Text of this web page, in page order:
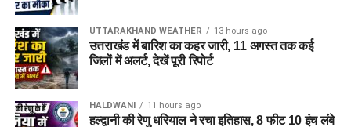
UTTARAKHAND WEATHER 13 hours ago
उत्तराखंड में बारिश का कहर जारी, 11 अगस्त तक कई
जिलों में अलर्ट, देखें पूरी रिपोर्ट
HALDWANI 11 hours ago
हल्द्वानी की रेणु धरियाल ने रचा इतिहास, 8 फीट 10 इंच लंबे